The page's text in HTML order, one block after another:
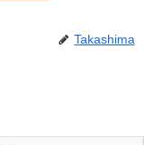
Takashima